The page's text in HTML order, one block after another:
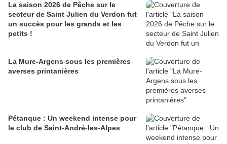
La saison 2026 de Pêche sur le
secteur de Saint Julien du Verdon fut
un succès pour les grands et les
petits !
La Mure-Argens sous les premières
averses printanières
Pétanque : Un weekend intense pour
le club de Saint-André-les-Alpes